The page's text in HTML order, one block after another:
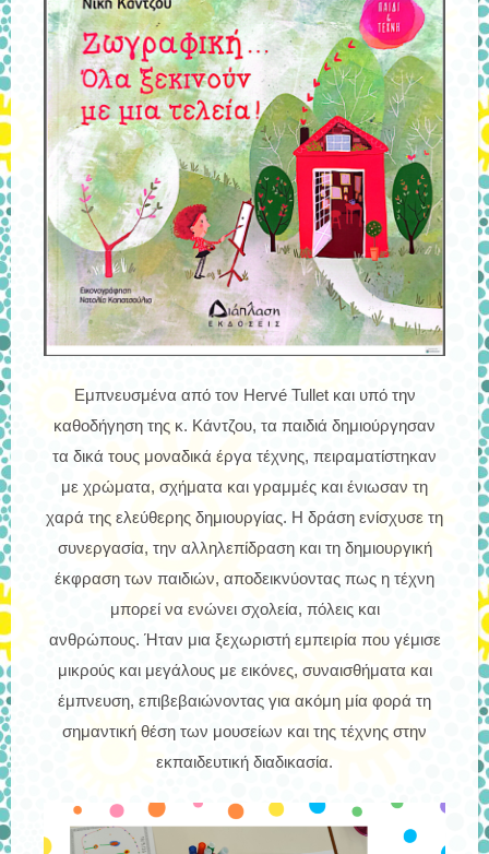
Εμπνευσμένα από τον Hervé Tullet και υπό την
καθοδήγηση της κ. Κάντζου, τα παιδιά δημιούργησαν
τα δικά τους μοναδικά έργα τέχνης, πειραματίστηκαν
με χρώματα, σχήματα και γραμμές και ένιωσαν τη
χαρά της ελεύθερης δημιουργίας. Η δράση ενίσχυσε τη
συνεργασία, την αλληλεπίδραση και τη δημιουργική
έκφραση των παιδιών, αποδεικνύοντας πως η τέχνη
μπορεί να ενώνει σχολεία, πόλεις και
ανθρώπους. Ήταν μια ξεχωριστή εμπειρία που γέμισε
μικρούς και μεγάλους με εικόνες, συναισθήματα και
έμπνευση, επιβεβαιώνοντας για ακόμη μία φορά τη
σημαντική θέση των μουσείων και της τέχνης στην
εκπαιδευτική διαδικασία.